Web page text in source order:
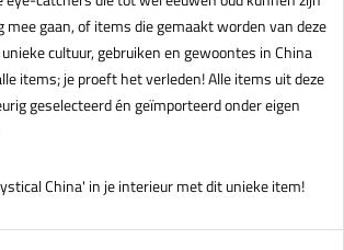
mee gaan, of items die gemaakt worden van deze
cultuur, gebruiken en gewoontes in China
items; je proeft het verleden! Alle items uit deze
geselecteerd én geïmporteerd onder eigen
China' in je interieur met dit unieke item!